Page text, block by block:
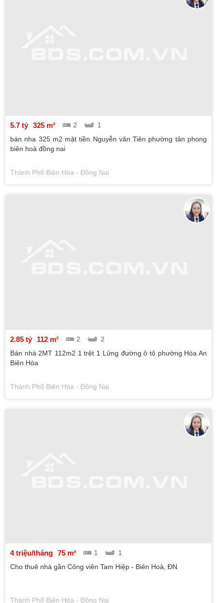
5.7 tỷ 325 m² 2
1
bán nha 325 m2 mặt tiền Nguyễn văn Tiên phường tân phong
biên hoà đồng nai
Thành Phố Biên Hòa - Đồng Nai
2.85 tỷ 112 m² 2
2
Bán nhà 2MT 112m2 1 trệt 1 Lửng đường ô tô phường Hóa An
Biên Hòa
Thành Phố Biên Hòa - Đồng Nai
4 triệu/tháng 75 m² 1
1
Cho thuê nhà gần Công viên Tam Hiệp - Biên Hoà, ĐN
Thành Phố Biên Hòa - Đồng Nai